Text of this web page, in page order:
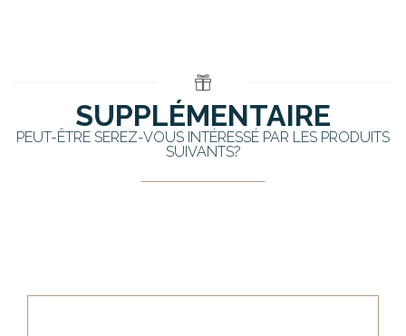
SUPPLÉMENTAIRE
PEUT-ÊTRE SEREZ-VOUS INTÉRESSÉ PAR LES PRODUITS
SUIVANTS?